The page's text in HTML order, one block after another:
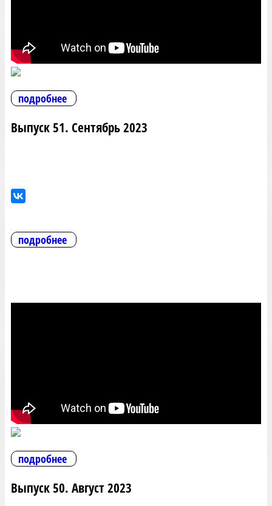
подробнее
Выпуск 51. Сентябрь 2023
подробнее
подробнее
Выпуск 50. Август 2023